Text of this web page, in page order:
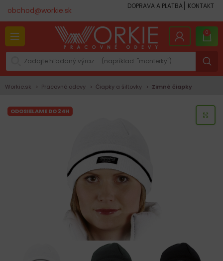
obchod@workie.sk DOPRAVA A PLATBA KONTAKT
0
Workie.sk Pracovné odevy Čiapky a šiltovky Zimné čiapky
ODOSIELAME DO 24H